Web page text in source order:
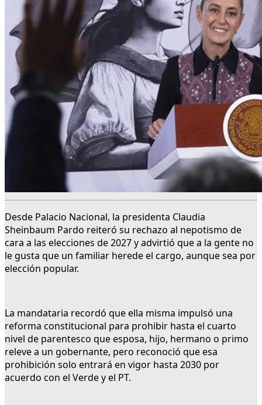
Desde Palacio Nacional, la presidenta Claudia
Sheinbaum Pardo reiteró su rechazo al nepotismo de
cara a las elecciones de 2027 y advirtió que a la gente no
le gusta que un familiar herede el cargo, aunque sea por
elección popular.
La mandataria recordó que ella misma impulsó una
reforma constitucional para prohibir hasta el cuarto
nivel de parentesco que esposa, hijo, hermano o primo
releve a un gobernante, pero reconoció que esa
prohibición solo entrará en vigor hasta 2030 por
acuerdo con el Verde y el PT.